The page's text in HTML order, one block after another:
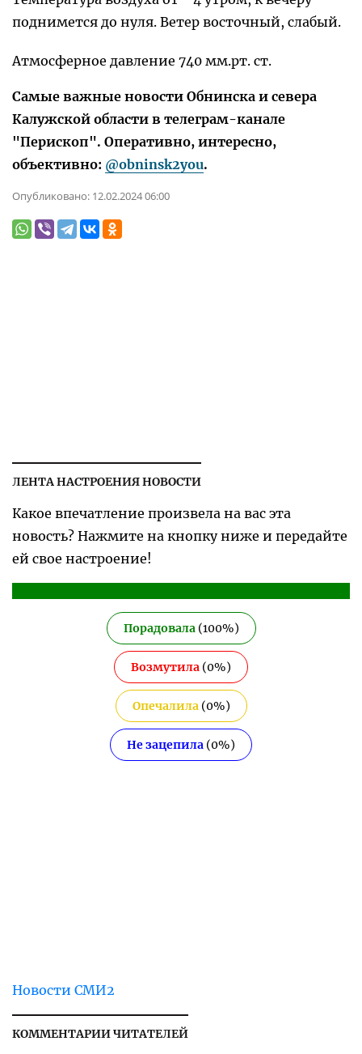
поднимется до нуля. Ветер восточный, слабый.
Атмосферное давление 740 мм.рт. ст.
Самые важные новости Обнинска и севера
Калужской области в телеграм-канале
"Перископ". Оперативно, интересно,
объективно: @obninsk2you.
Опубликовано: 12.02.2024 06:00
ЛЕНТА НАСТРОЕНИЯ НОВОСТИ
Какое впечатление произвела на вас эта
новость? Нажмите на кнопку ниже и передайте
ей свое настроение!
Порадовала(100%)
Возмутила (0%)
Опечалила(0%)
Не зацепила (0%)
Новости СМИ2
КОММЕНТАРИИ ЧИТАТЕЛЕЙ